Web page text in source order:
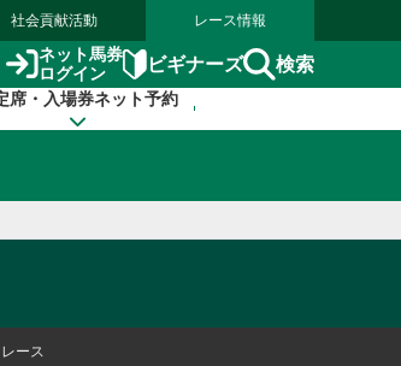
社会貢献活動 レース情報
ネット馬券
ログイン
ビギナーズ 検索
席・入場券ネット予約
ース